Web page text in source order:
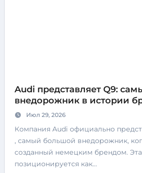
Audi представляет Q9:
внедорожник в истории
Июл 29, 2026
Компания Audi официально представила новый Q9
, самый большой внедорожник,
созданный немецким брендом.
позиционируется как…